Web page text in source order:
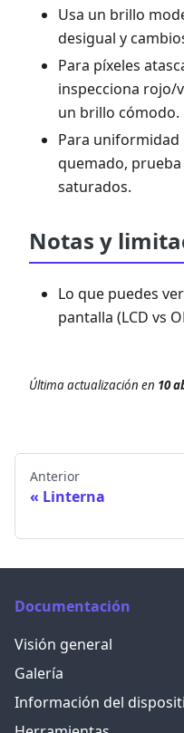
Usa un brillo
desigual y
Para píxeles
inspecciona rojo/
un brillo cómodo.
Para uniformidad
quemado,
saturados.
Notas y
Lo que puedes
pantalla (LCD vs
Última actualización en 10
Anterior
Linterna
Documentación
Visión general
Galería
Información del